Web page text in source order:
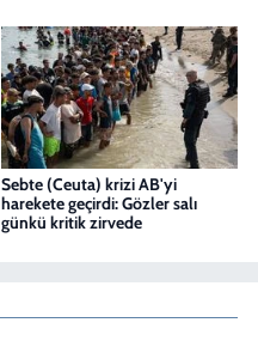
Sebte (Ceuta) krizi AB'yi
harekete geçirdi: Gözler salı
günkü kritik zirvede